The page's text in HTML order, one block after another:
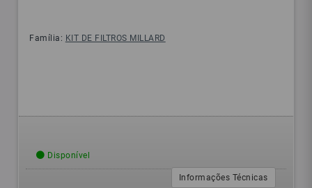
Família: KIT DE FILTROS MILLARD
Disponível
Informações Técnicas